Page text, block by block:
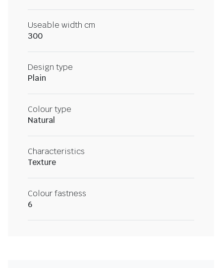
Useable width cm
300
Design type
Plain
Colour type
Natural
Characteristics
Texture
Colour fastness
6